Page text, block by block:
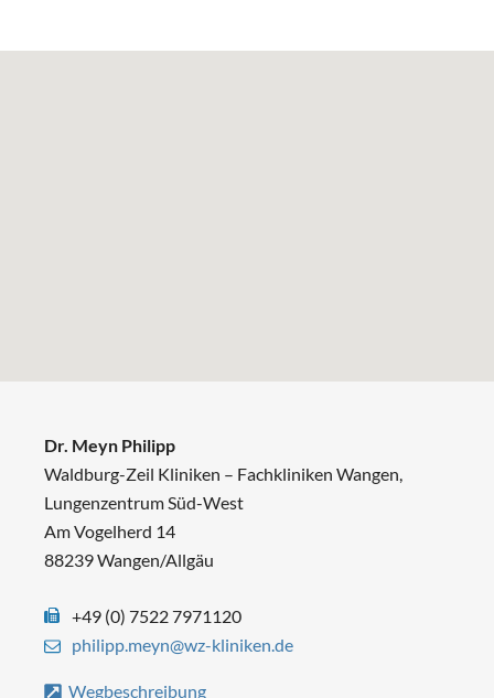
Dr. Meyn Philipp
Waldburg-Zeil Kliniken – Fachkliniken Wangen,
Lungenzentrum Süd-West
Am Vogelherd 14
88239 Wangen/Allgäu
+49 (0) 7522 7971120
philipp.meyn@wz-kliniken.de
Wegbeschreibung